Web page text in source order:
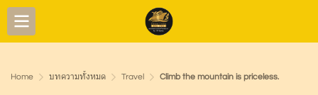
Home บทความทั้งหมด Travel Climb the mountain is priceless.